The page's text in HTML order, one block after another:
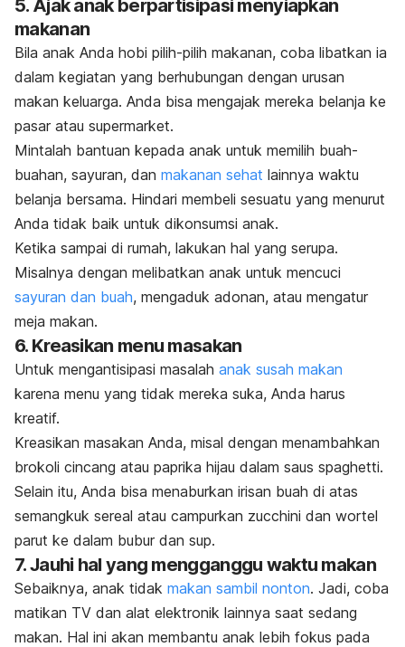
5. Ajak anak berpartisipasi menyiapkan
makanan
Bila anak Anda hobi pilih-pilih makanan, coba libatkan ia
dalam kegiatan yang berhubungan dengan urusan
makan keluarga. Anda bisa mengajak mereka belanja ke
pasar atau supermarket.
Mintalah bantuan kepada anak untuk memilih buah-
buahan, sayuran, dan makanan sehat lainnya waktu
belanja bersama. Hindari membeli sesuatu yang menurut
Anda tidak baik untuk dikonsumsi anak.
Ketika sampai di rumah, lakukan hal yang serupa.
Misalnya dengan melibatkan anak untuk mencuci
sayuran dan buah, mengaduk adonan, atau mengatur
meja makan.
6. Kreasikan menu masakan
Untuk mengantisipasi masalah anak susah makan
karena menu yang tidak mereka suka, Anda harus
kreatif.
Kreasikan masakan Anda, misal dengan menambahkan
brokoli cincang atau paprika hijau dalam saus spaghetti.
Selain itu, Anda bisa menaburkan irisan buah di atas
semangkuk sereal atau campurkan zucchini dan wortel
parut ke dalam bubur dan sup.
7. Jauhi hal yang mengganggu waktu makan
Sebaiknya, anak tidak makan sambil nonton. Jadi, coba
matikan TV dan alat elektronik lainnya saat sedang
makan. Hal ini akan membantu anak lebih fokus pada